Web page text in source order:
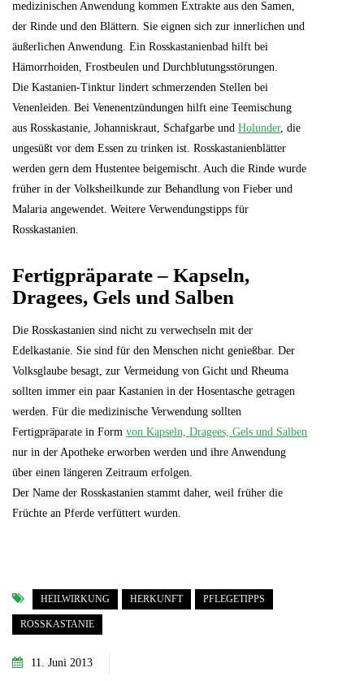
medizinischen Anwendung kommen Extrakte aus den Samen,
der Rinde und den Blättern. Sie eignen sich zur innerlichen und
äußerlichen Anwendung. Ein Rosskastanienbad hilft bei
Hämorrhoiden, Frostbeulen und Durchblutungsstörungen.
Die Kastanien-Tinktur lindert schmerzenden Stellen bei
Venenleiden. Bei Venenentzündungen hilft eine Teemischung
aus Rosskastanie, Johanniskraut, Schafgarbe und Holunder, die
ungesüßt vor dem Essen zu trinken ist. Rosskastanienblätter
werden gern dem Hustentee beigemischt. Auch die Rinde wurde
früher in der Volksheilkunde zur Behandlung von Fieber und
Malaria angewendet. Weitere Verwendungstipps für
Rosskastanien.
Fertigpräparate – Kapseln,
Dragees, Gels und Salben
Die Rosskastanien sind nicht zu verwechseln mit der
Edelkastanie. Sie sind für den Menschen nicht genießbar. Der
Volksglaube besagt, zur Vermeidung von Gicht und Rheuma
sollten immer ein paar Kastanien in der Hosentasche getragen
werden. Für die medizinische Verwendung sollten
Fertigpräparate in Form von Kapseln, Dragees, Gels und Salben
nur in der Apotheke erworben werden und ihre Anwendung
über einen längeren Zeitraum erfolgen.
Der Name der Rosskastanien stammt daher, weil früher die
Früchte an Pferde verfüttert wurden.
HEILWIRKUNG HERKUNFT PFLEGETIPPS
ROSSKASTANIE
11. Juni 2013